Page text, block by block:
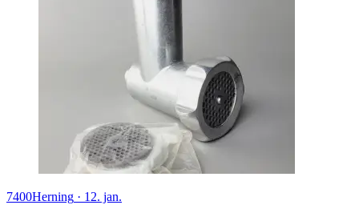
7400Herning · 12. jan.